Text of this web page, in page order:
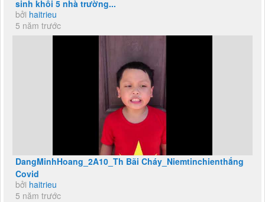
sinh khối 5 nhà trường...
bởi haitrieu
5 năm trước
DangMinhHoang_2A10_Th Bãi Cháy_Niemtinchienthắng
Covid
bởi haitrieu
5 năm trước